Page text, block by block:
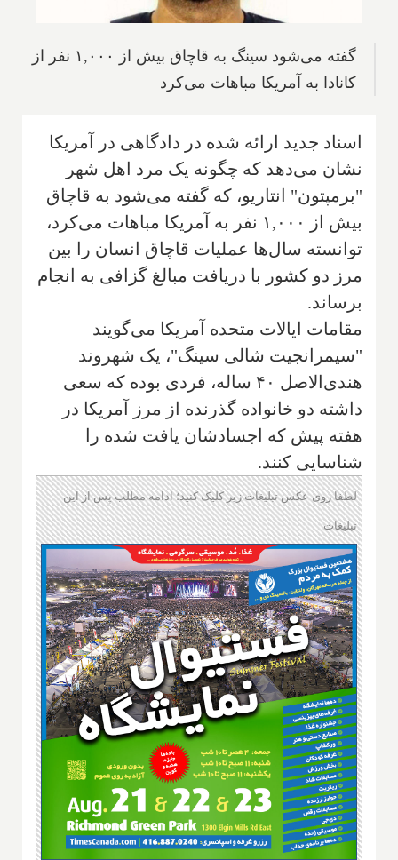
گفته می‌شود سینگ به قاچاق بیش از ۱,۰۰۰ نفر از
کانادا به آمریکا مباهات می‌کرد
اسناد جدید ارائه شده در دادگاهی در آمریکا
نشان می‌دهد که چگونه یک مرد اهل شهر
"برمپتون" انتاریو، که گفته می‌شود به قاچاق
بیش از ۱,۰۰۰ نفر به آمریکا مباهات می‌کرد،
توانسته سال‌ها عملیات قاچاق انسان را بین
مرز دو کشور با دریافت مبالغ گزافی به انجام
برساند.
مقامات ایالات متحده آمریکا می‌گویند
"سیمرانجیت شالی سینگ"، یک شهروند
هندی‌الاصل ۴۰ ساله، فردی بوده که سعی
داشته دو خانواده گذرنده از مرز آمریکا در
هفته پیش که اجسادشان یافت شده را
شناسایی کنند.
لطفا روی عکس تبلیغات زیر کلیک کنید؛ ادامه مطلب پس از این
تبلیغات